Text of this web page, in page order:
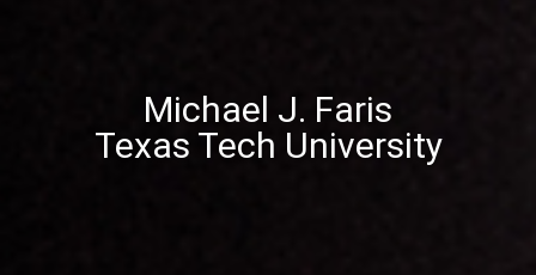
Michael J. Faris
Texas Tech University